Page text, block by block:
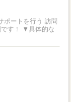
ポートを行う 訪問